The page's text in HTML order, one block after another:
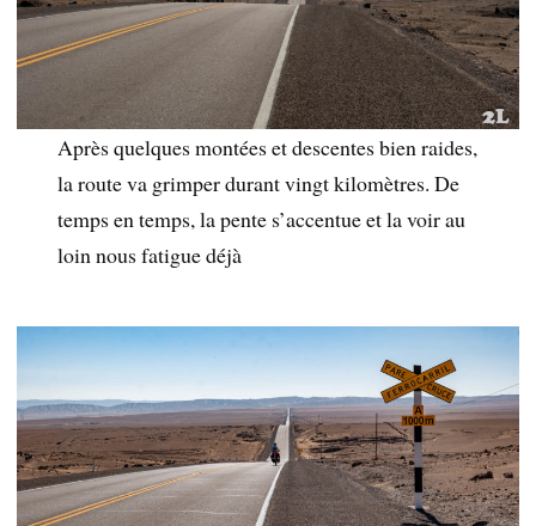
Après quelques montées et descentes bien raides,
la route va grimper durant vingt kilomètres. De
temps en temps, la pente s’accentue et la voir au
loin nous fatigue déjà